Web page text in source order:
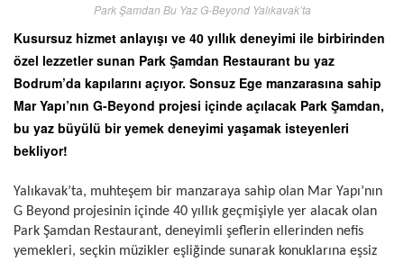
Park Şamdan Bu Yaz G-Beyond Yalıkavak’ta
Kusursuz hizmet anlayışı ve 40 yıllık deneyimi ile birbirinden
özel lezzetler sunan Park Şamdan Restaurant bu yaz
Bodrum’da kapılarını açıyor. Sonsuz Ege manzarasına sahip
Mar Yapı’nın G-Beyond projesi içinde açılacak Park Şamdan,
bu yaz büyülü bir yemek deneyimi yaşamak isteyenleri
bekliyor!
Yalıkavak’ta, muhteşem bir manzaraya sahip olan Mar Yapı’nın
G Beyond projesinin içinde 40 yıllık geçmişiyle yer alacak olan
Park Şamdan Restaurant, deneyimli şeflerin ellerinden nefis
yemekleri, seçkin müzikler eşliğinde sunarak konuklarına eşsiz